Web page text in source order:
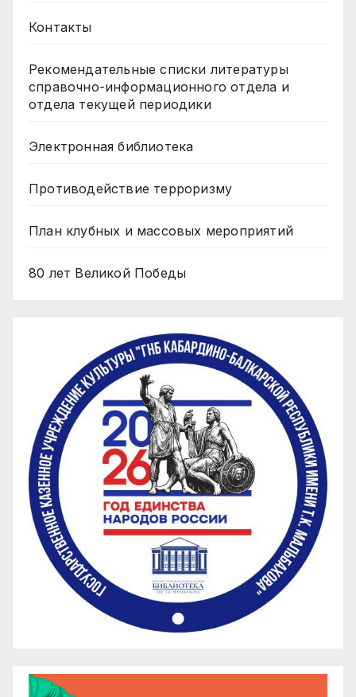
Контакты
Рекомендательные списки литературы
справочно-информационного отдела и
отдела текущей периодики
Электронная библиотека
Противодействие терроризму
План клубных и массовых мероприятий
80 лет Великой Победы